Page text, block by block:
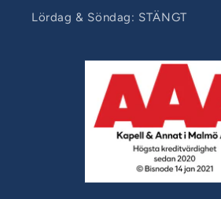
Lördag & Söndag: STÄNGT